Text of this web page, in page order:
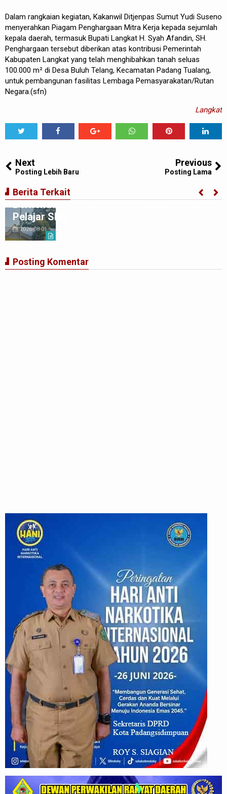
Dalam rangkaian kegiatan, Kakanwil Ditjenpas Sumut Yudi Suseno
menyerahkan Piagam Penghargaan Mitra Kerja kepada sejumlah
kepala daerah, termasuk Bupati Langkat H. Syah Afandin, SH.
Penghargaan tersebut diberikan atas kontribusi Pemerintah
Kabupaten Langkat yang telah menghibahkan tanah seluas
100.000 m² di Desa Buluh Telang, Kecamatan Padang Tualang,
untuk pembangunan fasilitas Lembaga Pemasyarakatan/Rutan
Negara.(sfn)
Langkat
Next
Posting Lebih Baru
Previous
Posting Lama
Berita Terkait
Ciptakan Generasi Muda Tertib
Berkendara,Satlantas Polre Langkat Bekali
Pelajar SMP
2026-08-01
Posting Komentar